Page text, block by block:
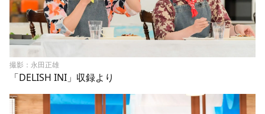
撮影：永田正雄
「DELISH INI」収録より